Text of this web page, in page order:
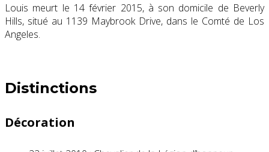
Louis meurt le 14 février 2015, à son domicile de Beverly
Hills, situé au 1139 Maybrook Drive, dans le Comté de Los
Angeles.
Distinctions
Décoration